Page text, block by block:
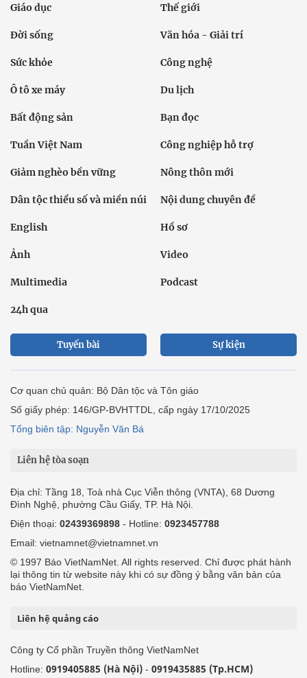
Giáo dục Thế giới
Đời sống Văn hóa - Giải trí
Sức khỏe Công nghệ
Ô tô xe máy Du lịch
Bất động sản Bạn đọc
Tuần Việt Nam Công nghiệp hỗ trợ
Giảm nghèo bền vững Nông thôn mới
Dân tộc thiểu số và miền núi Nội dung chuyên đề
English Hồ sơ
Ảnh Video
Multimedia Podcast
24h qua
Tuyến bài Sự kiện
Cơ quan chủ quản: Bộ Dân tộc và Tôn giáo
Số giấy phép: 146/GP-BVHTTDL, cấp ngày 17/10/2025
Tổng biên tập: Nguyễn Văn Bá
Liên hệ tòa soạn
Địa chỉ: Tầng 18, Toà nhà Cục Viễn thông (VNTA), 68 Dương
Đình Nghệ, phường Cầu Giấy, TP. Hà Nội.
Điện thoại: 02439369898 - Hotline: 0923457788
Email: vietnamnet@vietnamnet.vn
© 1997 Báo VietNamNet. All rights reserved. Chỉ được phát hành
lại thông tin từ website này khi có sự đồng ý bằng văn bản của
báo VietNamNet.
Liên hệ quảng cáo
Công ty Cổ phần Truyền thông VietNamNet
Hotline: 0919405885 (Hà Nội) - 0919435885 (Tp.HCM)